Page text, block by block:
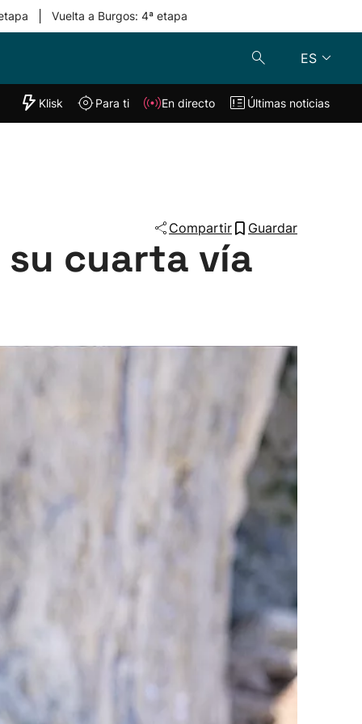
Vuelta a Burgos: 4ª etapa
ES
"Helmuga"
Klisk En directo
Klisk Para ti En directo Últimas noticias
Compartir Guardar
cuarta vía